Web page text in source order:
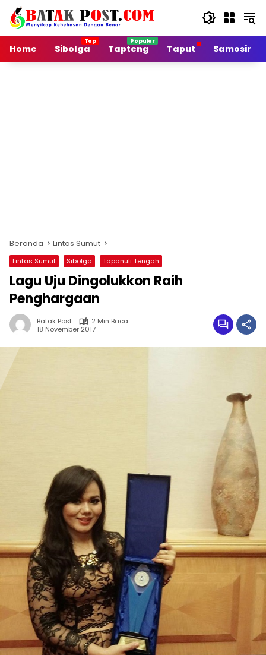
Langsung
konten
Home
Sibolga Tapteng Taput Samosir
Beranda Lintas Sumut
Lintas Sumut Sibolga Tapanuli Tengah
Lagu Uju Dingolukkon Raih
Penghargaan
Batak Post
2 Min Baca
18 November 2017